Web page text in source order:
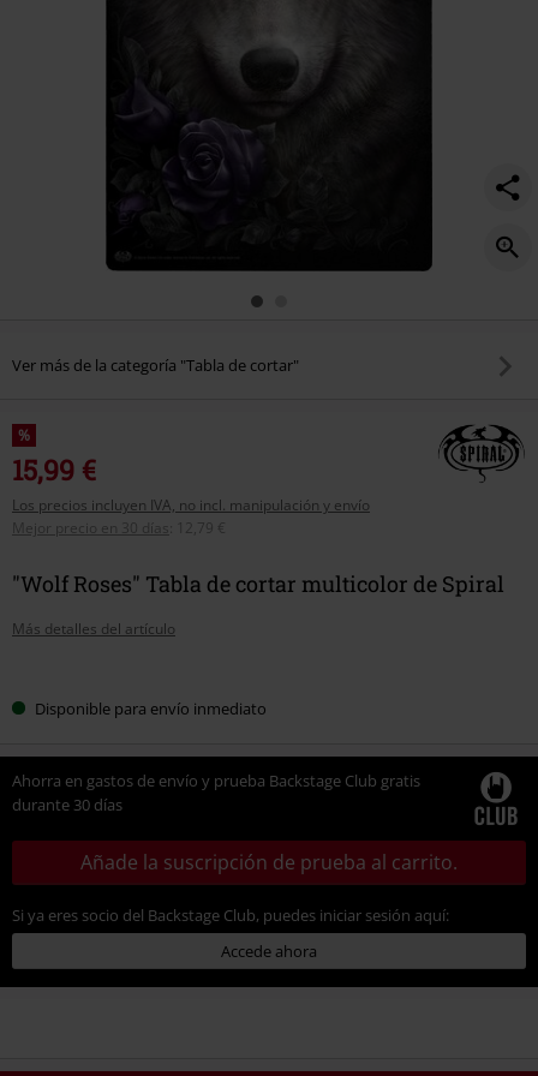
Ver más de la categoría "Tabla de cortar"
%
15,99 €
Los precios incluyen IVA, no incl. manipulación y envío
Mejor precio en 30 días
12,79 €
"Wolf Roses" Tabla de cortar multicolor de Spiral
Más detalles del artículo
tu Disponible para envío inmediato
Ahorra en gastos de envío y prueba Backstage Club gratis
durante 30 días
Añade la suscripción de prueba al carrito.
Si ya eres socio del Backstage Club, puedes iniciar sesión aquí:
Accede ahora